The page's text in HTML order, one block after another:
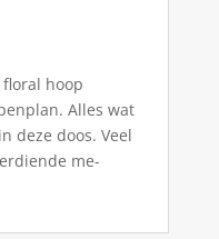
floral hoop
Alles wat
deze doos. Veel
me-